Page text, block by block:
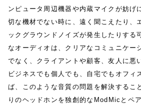
ンピュータ周辺機器や内蔵マイクが妨げ
切な機材でない時に、遠く聞こえたり、
ックグラウンドノイズが発生したりする
なオーディオは、クリアなコミュニケー
でなく、クライアントや顧客、友人に悪
ビジネスでも個人でも、自宅でもオフィ
ば、このような音質の問題を解決するこ
りのヘッドホンを独創的なModMicとペ